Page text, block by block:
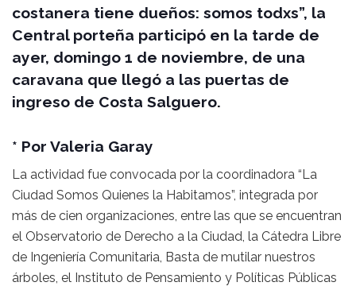
costanera tiene dueños: somos todxs”, la
Central porteña participó en la tarde de
ayer, domingo 1 de noviembre, de una
caravana que llegó a las puertas de
ingreso de Costa Salguero.
* Por Valeria Garay
La actividad fue convocada por la coordinadora “La
Ciudad Somos Quienes la Habitamos”, integrada por
más de cien organizaciones, entre las que se encuentran
el Observatorio de Derecho a la Ciudad, la Cátedra Libre
de Ingeniería Comunitaria, Basta de mutilar nuestros
árboles, el Instituto de Pensamiento y Políticas Públicas